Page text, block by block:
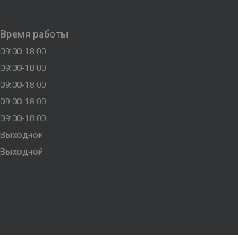
Время работы
09:00-18:00
09:00-18:00
09:00-18:00
09:00-18:00
09:00-18:00
Выходной
Выходной